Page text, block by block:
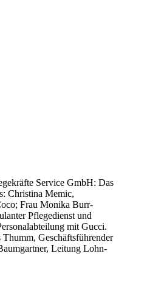
Service GmbH: Das
Christina Memic,
Frau Monika Burr-
Pflegedienst und
mit Gucci.
Geschäftsführender
Leitung Lohn-